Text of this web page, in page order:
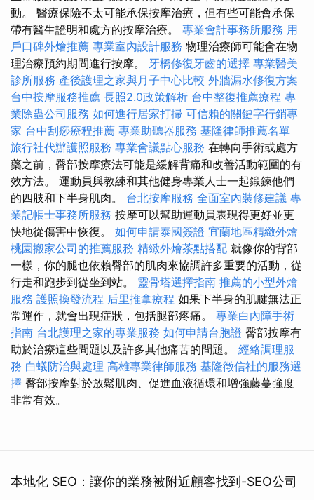
動。 醫療保險不太可能承保按摩治療，但有些可能會承保
帶有醫生證明和處方的按摩治療。 專業會計事務所服務 用
戶口碑外燴推薦 專業室內設計服務 物理治療師可能會在物
理治療預約期間進行按摩。 牙橋修復牙齒的選擇 專業醫美
診所服務 產後護理之家與月子中心比較 外牆漏水修復方案
台中按摩服務推薦 長照2.0政策解析 台中整復推薦療程 專
業除蟲公司服務 如何進行居家打掃 可信賴的關鍵字行銷專
家 台中刮痧療程推薦 專業助聽器服務 基隆律師推薦名單
旅行社代辦護照服務 專業會議點心服務 在轉向手術或處方
藥之前，臀部按摩療法可能是緩解背痛和改善活動範圍的有
效方法。 運動員與教練和其他健身專業人士一起鍛鍊他們
的四肢和下半身肌肉。 台北按摩服務 全面室內裝修建議 專
業記帳士事務所服務 按摩可以幫助運動員表現得更好並更
快地從傷害中恢復。 如何申請泰國簽證 宜蘭地區精緻外燴
桃園搬家公司的推薦服務 精緻外燴茶點搭配 就像你的背部
一樣，你的腿也依賴臀部的肌肉來協調許多重要的活動，從
行走和跑步到從坐到站。 靈骨塔選擇指南 推薦的小型外燴
服務 護照換發流程 后里推拿療程 如果下半身的肌腱無法正
常運作，就會出現症狀，包括腿部疼痛。 專業白內障手術
指南 台北護理之家的專業服務 如何申請台胞證 臀部按摩有
助於治療這些問題以及許多其他痛苦的問題。 經絡調理服
務 白蟻防治與處理 高雄專業律師服務 基隆徵信社的服務選
擇 臀部按摩對於放鬆肌肉、促進血液循環和增強藤蔓強度
非常有效。
本地化 SEO：讓你的業務被附近顧客找到-SEO公司